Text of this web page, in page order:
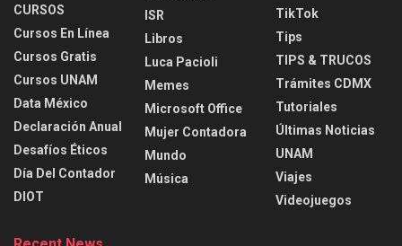
CURSOS
Cursos En Línea
Cursos Gratis
Cursos UNAM
Data México
Declaración Anual
Desafíos Éticos
Día Del Contador
DIOT
ISR
Libros
Luca Pacioli
Memes
Microsoft Office
Mujer Contadora
Mundo
Música
TikTok
Tips
TIPS & TRUCOS
Trámites CDMX
Tutoriales
Últimas Noticias
UNAM
Viajes
Videojuegos